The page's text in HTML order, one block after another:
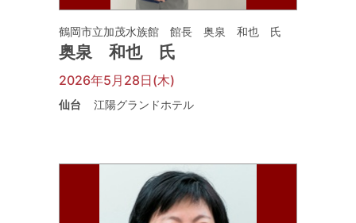
鶴岡市立加茂水族館 館長 奥泉 和也 氏
奥泉 和也 氏
2026年5月28日(木)
仙台 江陽グランドホテル